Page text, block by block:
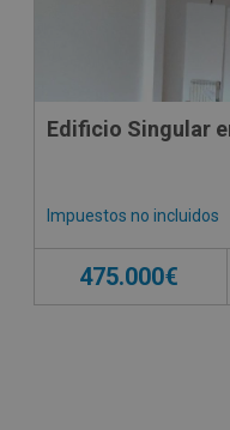
Edificio Singular
Impuestos no incluidos
475.000€